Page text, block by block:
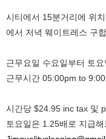
시티에서 15분거리에 위
에서 저녁 웨이트레스 구
근무요일 수요일부터 토요
근무시간 05:00pm to
시간당 $24.95 inc tax 및
토요일은 1.25배로 지급